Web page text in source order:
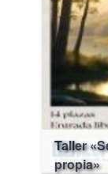
Taller
propia»